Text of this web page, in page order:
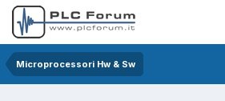
Microprocessori Hw & Sw